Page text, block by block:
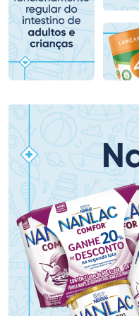
Comprar sem Desconto
Por R$ 136,99/cada
Comprar sem Desconto
Por R$ 136,99/cada